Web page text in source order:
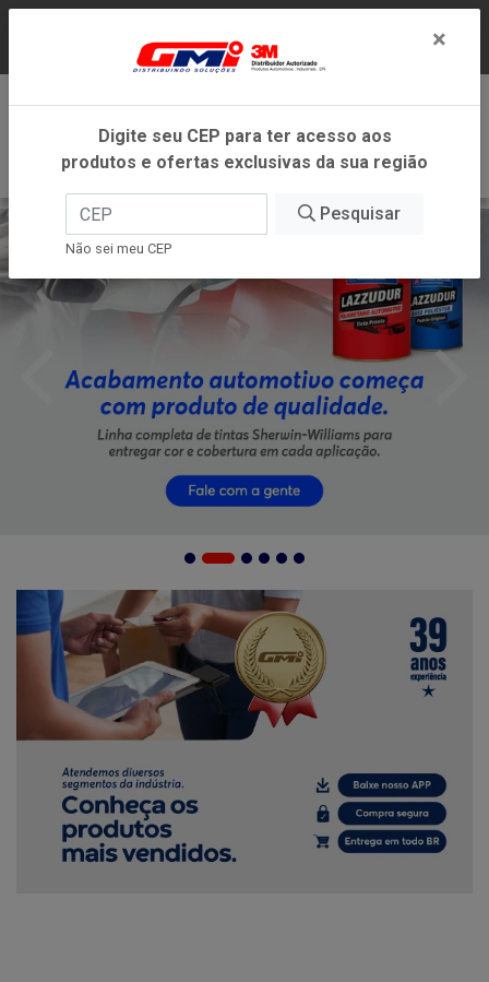
DENTRO DO ESTADO DE MINAS GERAIS.
×
Digite seu CEP para ter acesso aos
produtos e ofertas exclusivas da sua região
Pesquisar
Não sei meu CEP